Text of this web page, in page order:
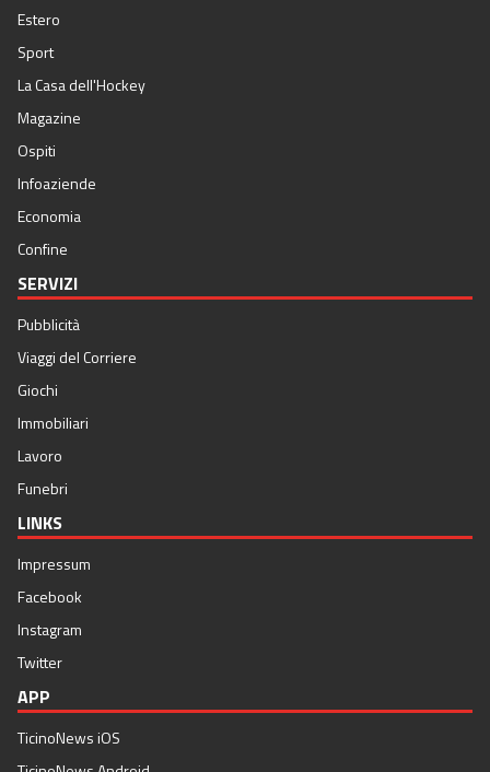
Estero
Sport
La Casa dell'Hockey
Magazine
Ospiti
Infoaziende
Economia
Confine
SERVIZI
Pubblicità
Viaggi del Corriere
Giochi
Immobiliari
Lavoro
Funebri
LINKS
Impressum
Facebook
Instagram
Twitter
APP
TicinoNews iOS